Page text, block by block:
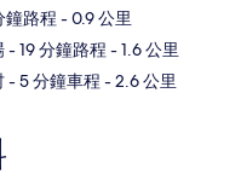
鐘路程 - 0.9 公里
- 19 分鐘路程 - 1.6 公里
- 5 分鐘車程 - 2.6 公里